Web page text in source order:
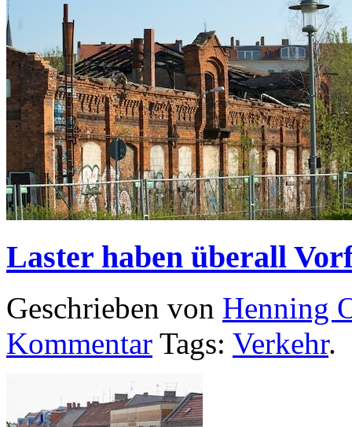
Laster haben überall
Geschrieben von Henning
Kommentar Tags: Verkehr.